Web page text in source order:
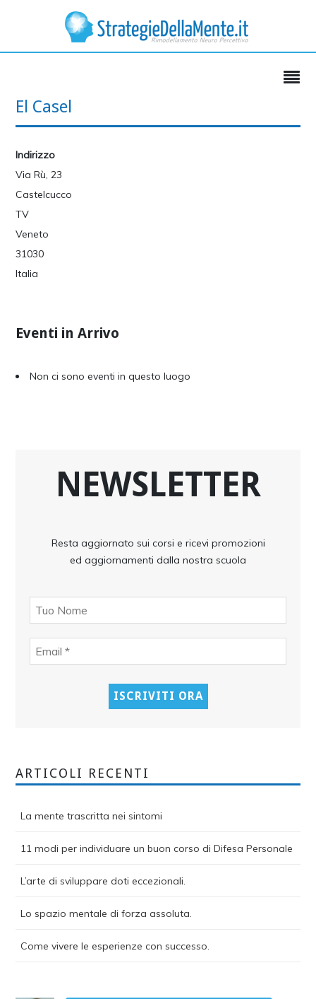
El Casel
Indirizzo
Via Rù, 23
Castelcucco
TV
Veneto
31030
Italia
Eventi in Arrivo
Non ci sono eventi in questo luogo
NEWSLETTER
Resta aggiornato sui corsi e ricevi promozioni
ed aggiornamenti dalla nostra scuola
ARTICOLI RECENTI
La mente trascritta nei sintomi
11 modi per individuare un buon corso di Difesa Personale
L’arte di sviluppare doti eccezionali.
Lo spazio mentale di forza assoluta.
Come vivere le esperienze con successo.